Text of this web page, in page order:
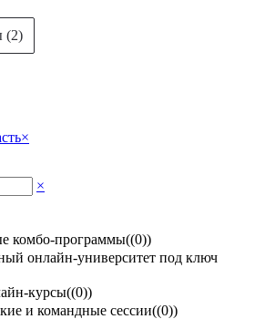
(2)
×
×
комбо-программы((0))
онлайн-университет под ключ
курсы((0))
и командные сессии((0))